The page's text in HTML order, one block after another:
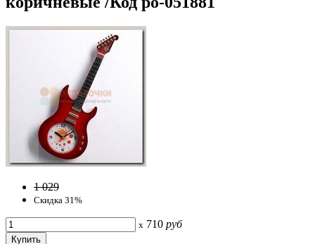
1 029
Скидка 31%
x 710 руб